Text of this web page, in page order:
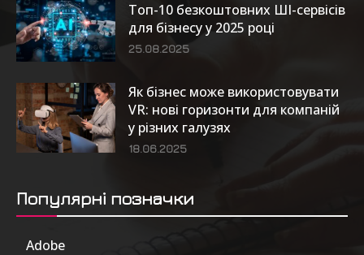
Топ-10 безкоштовних ШІ-сервісів
для бізнесу у 2025 році
25.08.2025
Як бізнес може використовувати
VR: нові горизонти для компаній
у різних галузях
18.06.2025
Популярні позначки
Adobe